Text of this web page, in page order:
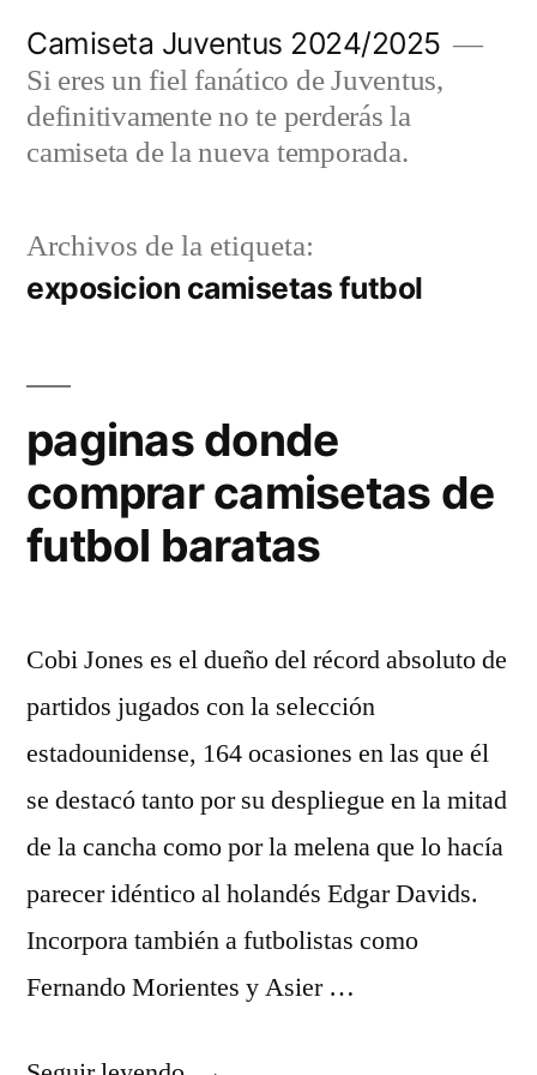
contenido
Camiseta Juventus 2024/2025
Si eres un fiel fanático de Juventus,
definitivamente no te perderás la
camiseta de la nueva temporada.
Archivos de la etiqueta:
exposicion camisetas futbol
paginas donde
comprar camisetas de
futbol baratas
Cobi Jones es el dueño del récord absoluto de
partidos jugados con la selección
estadounidense, 164 ocasiones en las que él
se destacó tanto por su despliegue en la mitad
de la cancha como por la melena que lo hacía
parecer idéntico al holandés Edgar Davids.
Incorpora también a futbolistas como
Fernando Morientes y Asier …